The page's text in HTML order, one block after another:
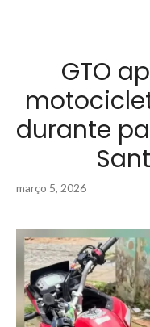
GTO
durante
março 5, 2026